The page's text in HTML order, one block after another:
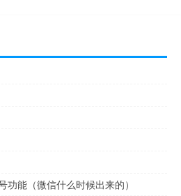
能（微信什么时候出来的）